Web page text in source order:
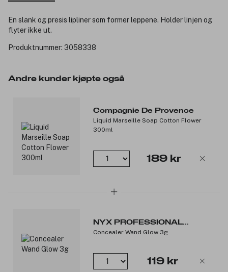
En slank og presis lipliner som former leppene. Holder linjen og
flyter ikke ut.
Produktnummer: 3058338
Andre kunder kjøpte også
Compagnie De Provence
Liquid Marseille Soap Cotton Flower
300ml
189 kr
NYX PROFESSIONAL
MAKEUP
Concealer Wand Glow 3g
119 kr